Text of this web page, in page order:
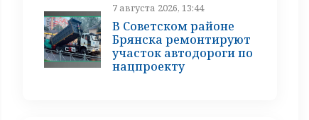
7 августа 2026, 13:44
В Советском районе
Брянска ремонтируют
участок автодороги по
нацпроекту